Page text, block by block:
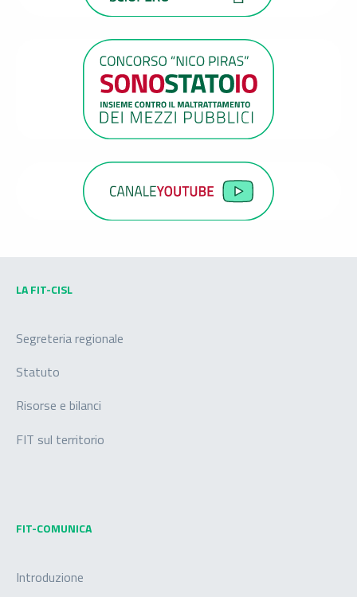
LA FIT-CISL
Segreteria regionale
Statuto
Risorse e bilanci
FIT sul territorio
FIT-COMUNICA
Introduzione